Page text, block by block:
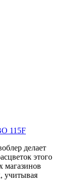
115F
делает
этого
магазинов
учитывая